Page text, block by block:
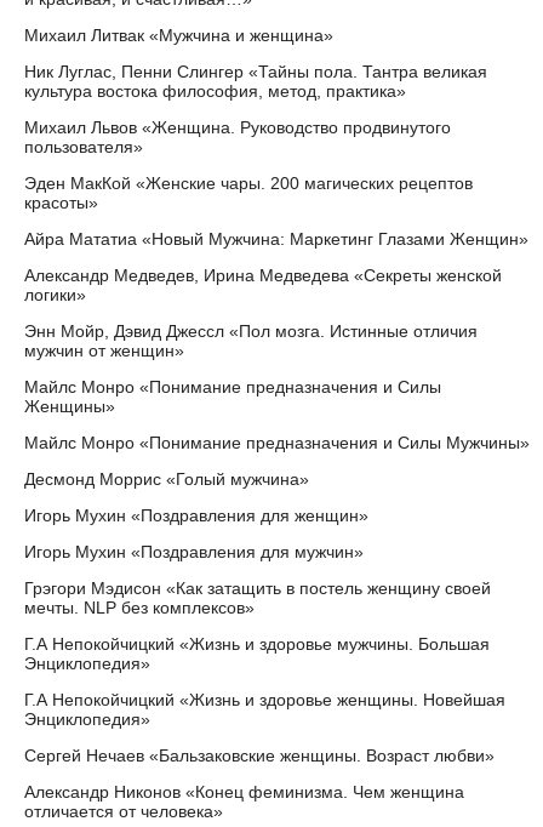
Михаил Литвак «Мужчина и женщина»
Ник Луглас, Пенни Слингер «Тайны пола. Тантра великая
культура востока философия, метод, практика»
Михаил Львов «Женщина. Руководство продвинутого
пользователя»
Эден МакКой «Женские чары. 200 магических рецептов
красоты»
Айра Мататиа «Новый Мужчина: Маркетинг Глазами Женщин»
Александр Медведев, Ирина Медведева «Секреты женской
логики»
Энн Мойр, Дэвид Джессл «Пол мозга. Истинные отличия
мужчин от женщин»
Майлс Монро «Понимание предназначения и Силы
Женщины»
Майлс Монро «Понимание предназначения и Силы Мужчины»
Десмонд Моррис «Голый мужчина»
Игорь Мухин «Поздравления для женщин»
Игорь Мухин «Поздравления для мужчин»
Грэгори Мэдисон «Как затащить в постель женщину своей
мечты. NLP без комплексов»
Г.А Непокойчицкий «Жизнь и здоровье мужчины. Большая
Энциклопедия»
Г.А Непокойчицкий «Жизнь и здоровье женщины. Новейшая
Энциклопедия»
Сергей Нечаев «Бальзаковские женщины. Возраст любви»
Александр Никонов «Конец феминизма. Чем женщина
отличается от человека»